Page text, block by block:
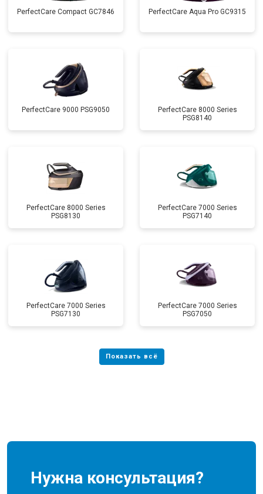
PerfectCare Compact GC7846 PerfectCare Aqua Pro GC9315
PerfectCare 9000 PSG9050
PerfectCare 8000 Series
PSG8140
PerfectCare 8000 Series
PSG8130
PerfectCare 7000 Series
PSG7140
PerfectCare 7000 Series
PSG7130
PerfectCare 7000 Series
PSG7050
Нужна консультация?